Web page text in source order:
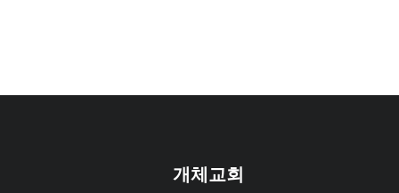
개체교회